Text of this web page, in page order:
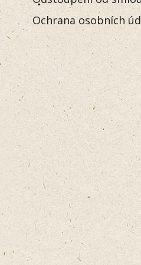
Ochrana osobních